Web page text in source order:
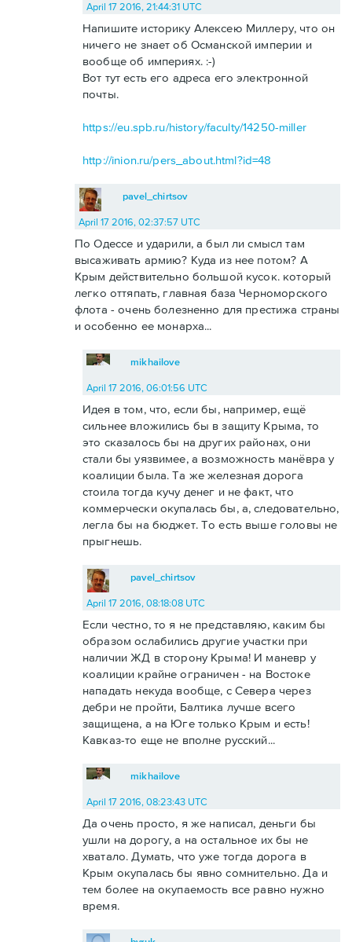
April 17 2016, 21:44:31 UTC
Напишите историку Алексею Миллеру, что он
ничего не знает об Османской империи и
вообще об империях. :-)
Вот тут есть его адреса его электронной
почты.
https://eu.spb.ru/history/faculty/14250-miller
http://inion.ru/pers_about.html?id=48
pavel_chirtsov
April 17 2016, 02:37:57 UTC
По Одессе и ударили, а был ли смысл там
высаживать армию? Куда из нее потом? А
Крым действительно большой кусок. который
легко оттяпать, главная база Черноморского
флота - очень болезненно для престижа страны
и особенно ее монарха...
mikhailove
April 17 2016, 06:01:56 UTC
Идея в том, что, если бы, например, ещё
сильнее вложились бы в защиту Крыма, то
это сказалось бы на других районах, они
стали бы уязвимее, а возможность манёвра у
коалиции была. Та же железная дорога
стоила тогда кучу денег и не факт, что
коммерчески окупалась бы, а, следовательно,
легла бы на бюджет. То есть выше головы не
прыгнешь.
pavel_chirtsov
April 17 2016, 08:18:08 UTC
Если честно, то я не представляю, каким бы
образом ослабились другие участки при
наличии ЖД в сторону Крыма! И маневр у
коалиции крайне ограничен - на Востоке
нападать некуда вообще, с Севера через
дебри не пройти, Балтика лучше всего
защищена, а на Юге только Крым и есть!
Кавказ-то еще не вполне русский...
mikhailove
April 17 2016, 08:23:43 UTC
Да очень просто, я же написал, деньги бы
ушли на дорогу, а на остальное их бы не
хватало. Думать, что уже тогда дорога в
Крым окупалась бы явно сомнительно. Да и
тем более на окупаемость все равно нужно
время.